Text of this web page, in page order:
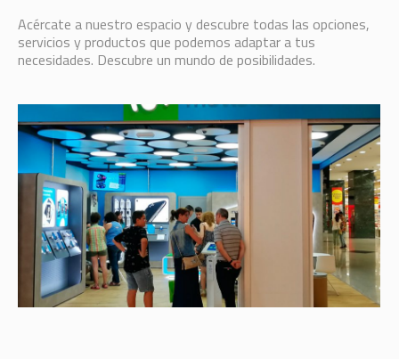
Acércate a nuestro espacio y descubre todas las opciones,
servicios y productos que podemos adaptar a tus
necesidades. Descubre un mundo de posibilidades.